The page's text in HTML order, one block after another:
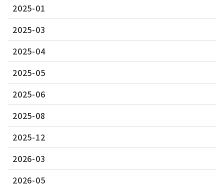
2025-01
2025-03
2025-04
2025-05
2025-06
2025-08
2025-12
2026-03
2026-05